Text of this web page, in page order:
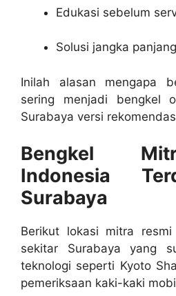
Edukasi sebelum
Solusi jangka panjang
Inilah alasan mengapa
sering menjadi bengkel
Surabaya versi
Bengkel
Indonesia
Surabaya
Berikut lokasi mitra
sekitar Surabaya yang
teknologi seperti Kyoto
pemeriksaan kaki-kaki